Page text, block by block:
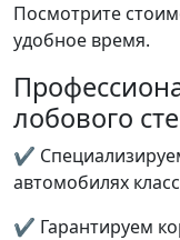
Посмотрите
удобное время.
лобового
✔
автомобилях
✔ Гарантируем